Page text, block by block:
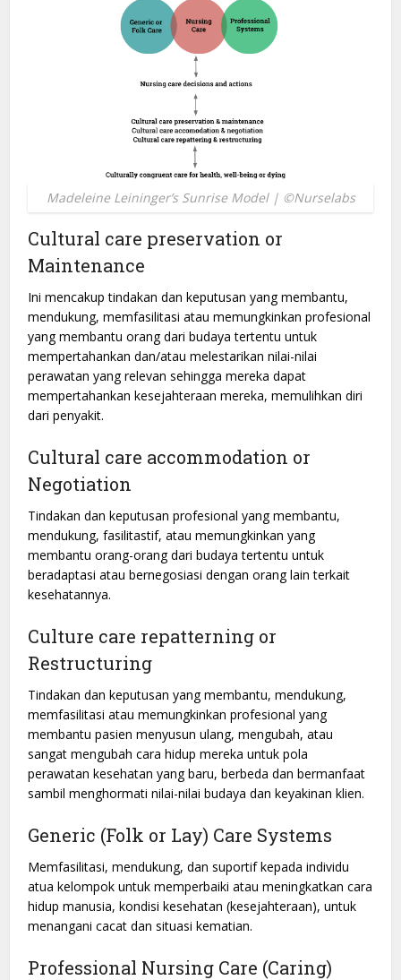
Madeleine Leininger’s Sunrise Model | ©Nurselabs
Cultural care preservation or
Maintenance
Ini mencakup tindakan dan keputusan yang membantu,
mendukung, memfasilitasi atau memungkinkan profesional
yang membantu orang dari budaya tertentu untuk
mempertahankan dan/atau melestarikan nilai-nilai
perawatan yang relevan sehingga mereka dapat
mempertahankan kesejahteraan mereka, memulihkan diri
dari penyakit.
Cultural care accommodation or
Negotiation
Tindakan dan keputusan profesional yang membantu,
mendukung, fasilitastif, atau memungkinkan yang
membantu orang-orang dari budaya tertentu untuk
beradaptasi atau bernegosiasi dengan orang lain terkait
kesehatannya.
Culture care repatterning or
Restructuring
Tindakan dan keputusan yang membantu, mendukung,
memfasilitasi atau memungkinkan profesional yang
membantu pasien menyusun ulang, mengubah, atau
sangat mengubah cara hidup mereka untuk pola
perawatan kesehatan yang baru, berbeda dan bermanfaat
sambil menghormati nilai-nilai budaya dan keyakinan klien.
Generic (Folk or Lay) Care Systems
Memfasilitasi, mendukung, dan suportif kepada individu
atua kelompok untuk memperbaiki atau meningkatkan cara
hidup manusia, kondisi kesehatan (kesejahteraan), untuk
menangani cacat dan situasi kematian.
Professional Nursing Care (Caring)